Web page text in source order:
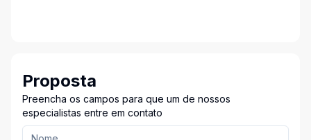
Proposta
Preencha os campos para que um de nossos
especialistas entre em contato